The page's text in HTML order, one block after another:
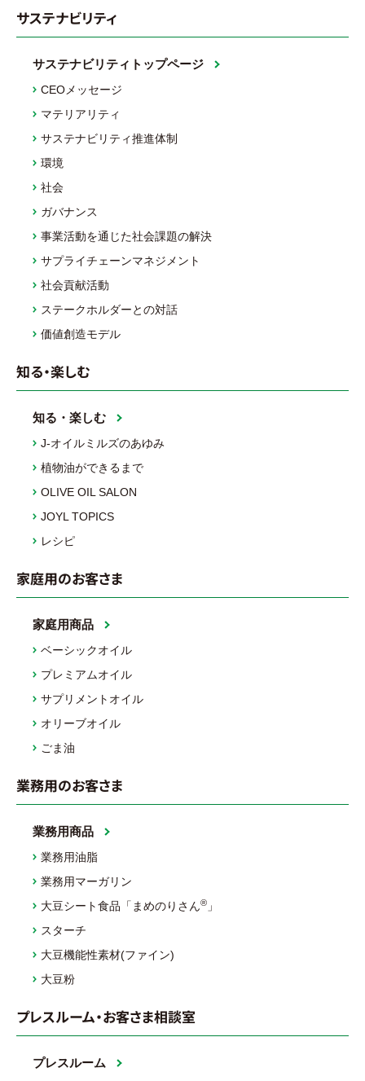
サステナビリティ
サステナビリティトップページ
CEOメッセージ
マテリアリティ
サステナビリティ推進体制
環境
社会
ガバナンス
事業活動を通じた社会課題の解決
サプライチェーンマネジメント
社会貢献活動
ステークホルダーとの対話
価値創造モデル
知る・楽しむ
知る・楽しむ
J-オイルミルズのあゆみ
植物油ができるまで
OLIVE OIL SALON
JOYL TOPICS
レシピ
家庭用のお客さま
家庭用商品
ベーシックオイル
プレミアムオイル
サプリメントオイル
オリーブオイル
ごま油
業務用のお客さま
業務用商品
業務用油脂
業務用マーガリン
大豆シート食品「まめのりさん® 」
スターチ
大豆機能性素材(ファイン)
大豆粉
プレスルーム・お客さま相談室
プレスルーム